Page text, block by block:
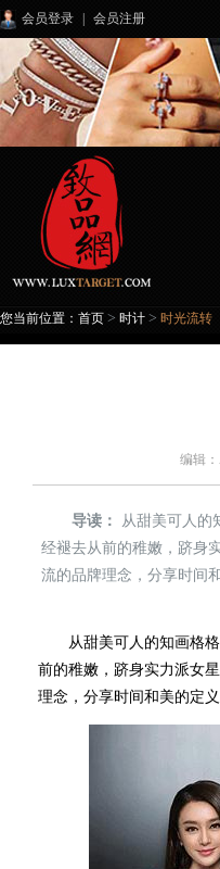
会员登录 会员注册
您当前位置： 首页 > 时计 > 时光流转
编辑：
导读：
从甜美可人的
经褪去从前的稚嫩，跻身
流的品牌理念，分享时间
从甜美可人的知画格格
前的稚嫩，跻身实力派女
理念，分享时间和美的定义